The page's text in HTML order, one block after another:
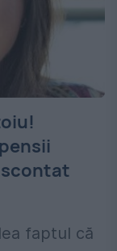
scontat
faptul că